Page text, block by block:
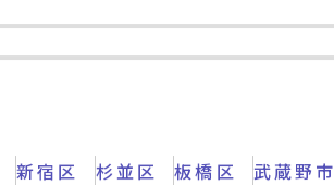
新宿区 杉並区 板橋区 武蔵野市